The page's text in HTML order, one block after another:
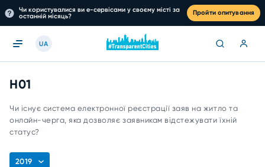
Чи користувалися ви е-сервісами у своєму місті за
останній місяць?
Пройти опитування
UA
H01
Чи існує система електронної реєстрації заяв на житло та
онлайн-черга, яка дозволяє заявникам відстежувати їхній
статус?
2019